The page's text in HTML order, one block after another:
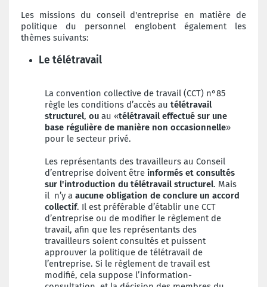
Les missions du conseil d'entreprise en matière de
politique du personnel englobent également les
thèmes suivants:
Le télétravail
La convention collective de travail (CCT) n°85
règle les conditions d’accès au télétravail
structurel, ou au «télétravail effectué sur une
base régulière de manière non occasionnelle»
pour le secteur privé.
Les représentants des travailleurs au Conseil
d’entreprise doivent être informés et consultés
sur l'introduction du télétravail structurel. Mais
il n’y a aucune obligation de conclure un accord
collectif. Il est préférable d’établir une CCT
d’entreprise ou de modifier le règlement de
travail, afin que les représentants des
travailleurs soient consultés et puissent
approuver la politique de télétravail de
l’entreprise. Si le règlement de travail est
modifié, cela suppose l’information-